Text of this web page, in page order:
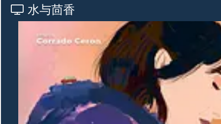
水与茴香
视频火速加载中，请您耐心等待~